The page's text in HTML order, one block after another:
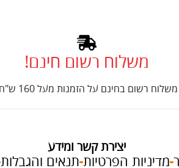
משלוח רשום חינם!
משלוח רשום בחינם על הזמנות מעל 160 ש"ח.
יצירת קשר ומידע
מדיניות הפרטיות תנאים והגבלות